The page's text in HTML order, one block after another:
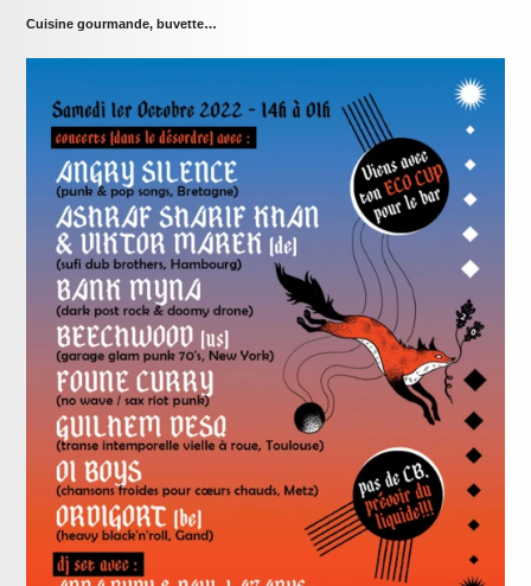
Cuisine gourmande, buvette…